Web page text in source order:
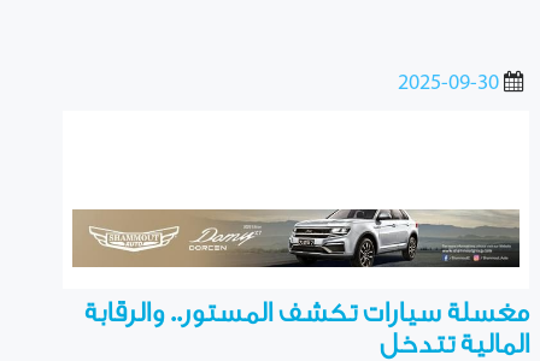
2025-09-30
مغسلة سيارات تكشف المستور.. والرقابة
المالية تتدخل